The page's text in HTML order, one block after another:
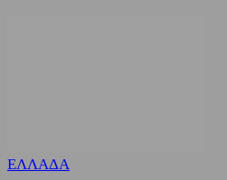
ΕΛΛΑΔΑ